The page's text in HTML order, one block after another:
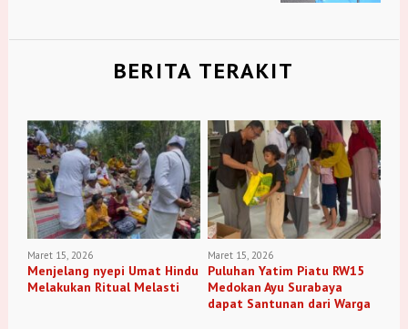
BERITA TERAKIT
Maret 15, 2026
Menjelang nyepi Umat Hindu
Melakukan Ritual Melasti
Maret 15, 2026
Puluhan Yatim Piatu RW15
Medokan Ayu Surabaya
dapat Santunan dari Warga